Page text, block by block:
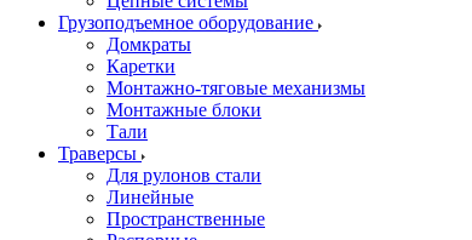
Грузоподъемное оборудование
Домкраты
Каретки
Монтажно-тяговые механизмы
Монтажные блоки
Тали
Траверсы
Для рулонов стали
Линейные
Пространственные